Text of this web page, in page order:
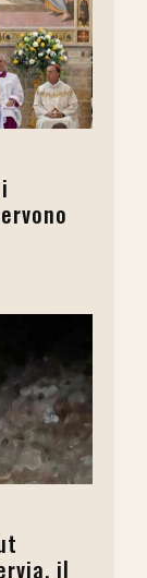
il